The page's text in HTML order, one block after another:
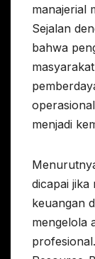
manajerial
Sejalan
bahwa
menjadi
dicapai jika
keuangan
mengelola